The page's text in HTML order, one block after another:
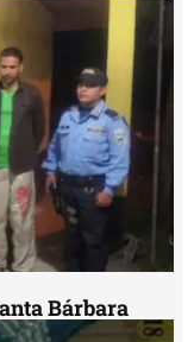
Bárbara